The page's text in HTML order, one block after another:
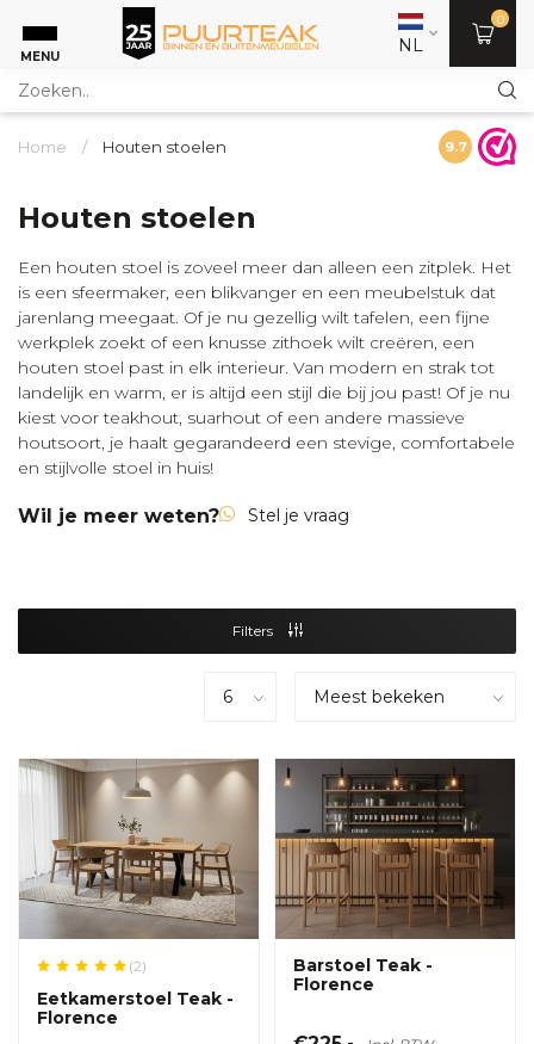
MENU NL
0
Home / Houten stoelen 9.7
Houten stoelen
Een houten stoel is zoveel meer dan alleen een zitplek. Het
is een sfeermaker, een blikvanger en een meubelstuk dat
jarenlang meegaat. Of je nu gezellig wilt tafelen, een fijne
werkplek zoekt of een knusse zithoek wilt creëren, een
houten stoel past in elk interieur. Van modern en strak tot
landelijk en warm, er is altijd een stijl die bij jou past! Of je nu
kiest voor teakhout, suarhout of een andere massieve
houtsoort, je haalt gegarandeerd een stevige, comfortabele
en stijlvolle stoel in huis!
Wil je meer weten? Stel je vraag
Filters
(2)
Eetkamerstoel Teak -
Florence
Barstoel Teak -
Florence